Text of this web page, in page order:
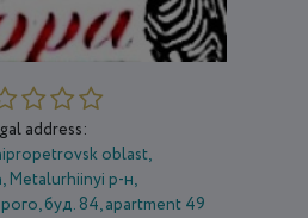
address:
oblast,
Metalurhiinyi р-н,
буд. 84, apartment 49